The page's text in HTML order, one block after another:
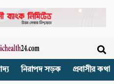
নিরাপদ সড়ক প্রবাসীর কথা